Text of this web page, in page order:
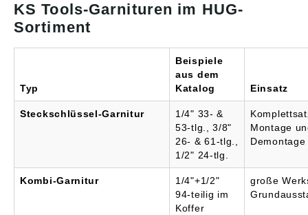
KS Tools-Garnituren im HUG-
Sortiment
Typ
Beispiele
aus dem
Katalog
Einsatz
Steckschlüssel-Garnitur
1/4" 33- &
53-tlg., 3/8"
26- & 61-tlg.,
1/2" 24-tlg.
Montage
Demontage
Kombi-Garnitur
1/4"+1/2"
94-teilig im
Koffer
große